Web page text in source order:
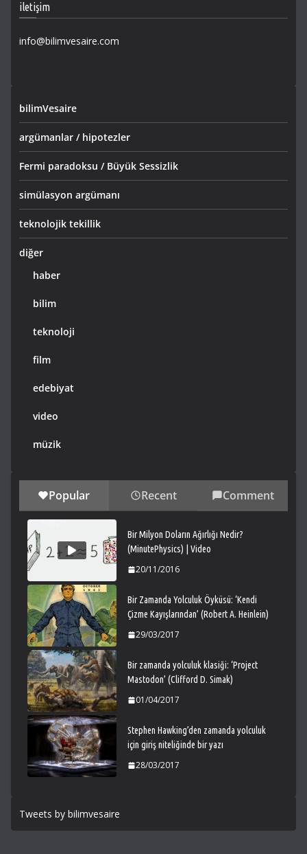
iletişim
info@bilimvesaire.com
bilimVesaire
argümanlar / hipotezler
Fermi paradoksu / Büyük Sessizlik
simülasyon argümanı
teknolojik tekillik
diğer
haber
bilim
teknoloji
film
edebiyat
video
müzik
Popular Recent Comment
Bir Milyon Doların Ağırlığı Nedir?
(MinutePhysics) | Video
20/11/2016
Bir Zamanda Yolculuk Öyküsü: ‘Kendi
Çizme Kayışlarından’ (Robert A. Heinlein)
29/03/2017
Bir zamanda yolculuk klasiği: ‘Project
Mastodon’ (Clifford D. Simak)
01/04/2017
Stephen Hawking’den zamanda yolculuk
için giriş niteliğinde bir yazı
28/03/2017
Tweets by bilimvesaire